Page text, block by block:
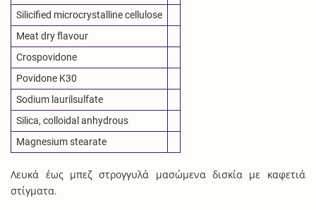
Silicified microcrystalline cellulose
Meat dry flavour
Crospovidone
Povidone K30
Sodium laurilsulfate
Silica, colloidal anhydrous
Magnesium stearate
Λευκά έως μπεζ στρογγυλά μασώμενα δισκία με καφετιά
στίγματα.